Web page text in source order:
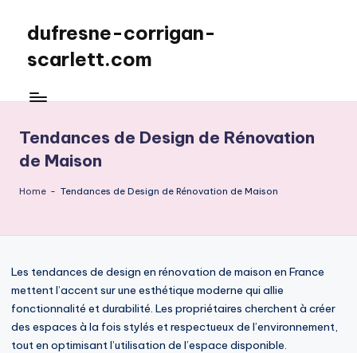
content
dufresne-corrigan-
scarlett.com
Tendances de Design de Rénovation
de Maison
Home - Tendances de Design de Rénovation de Maison
Les tendances de design en rénovation de maison en France
mettent l’accent sur une esthétique moderne qui allie
fonctionnalité et durabilité. Les propriétaires cherchent à créer
des espaces à la fois stylés et respectueux de l’environnement,
tout en optimisant l’utilisation de l’espace disponible.